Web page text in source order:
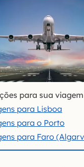
para sua viagem
para Lisboa
para o Porto
para Faro